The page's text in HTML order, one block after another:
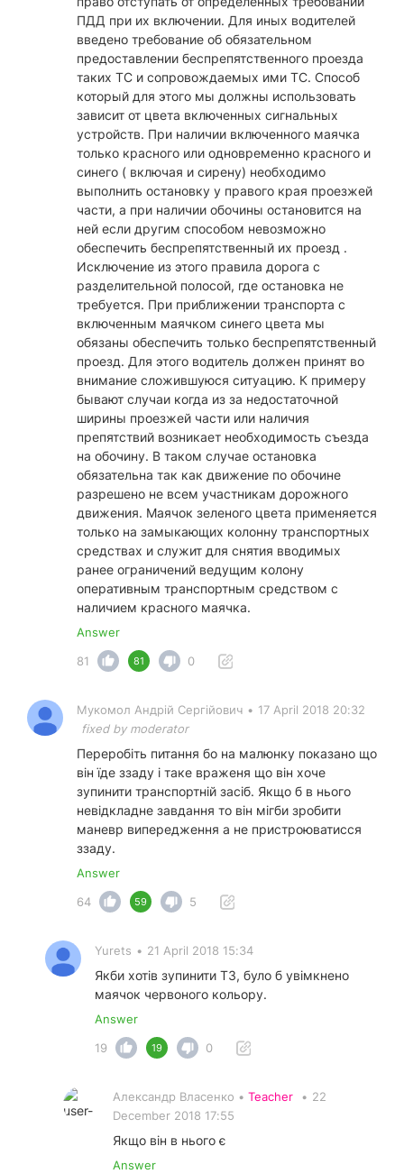
ПДД при их включении. Для иных водителей
введено требование об обязательном
предоставлении беспрепятственного проезда
таких ТС и сопровождаемых ими ТС. Способ
который для этого мы должны использовать
зависит от цвета включенных сигнальных
устройств. При наличии включенного маячка
только красного или одновременно красного и
синего ( включая и сирену) необходимо
выполнить остановку у правого края проезжей
части, а при наличии обочины остановится на
ней если другим способом невозможно
обеспечить беспрепятственный их проезд .
Исключение из этого правила дорога с
разделительной полосой, где остановка не
требуется. При приближении транспорта с
включенным маячком синего цвета мы
обязаны обеспечить только беспрепятственный
проезд. Для этого водитель должен принят во
внимание сложившуюся ситуацию. К примеру
бывают случаи когда из за недостаточной
ширины проезжей части или наличия
препятствий возникает необходимость съезда
на обочину. В таком случае остановка
обязательна так как движение по обочине
разрешено не всем участникам дорожного
движения. Маячок зеленого цвета применяется
только на замыкающих колонну транспортных
средствах и служит для снятия вводимых
ранее ограничений ведущим колону
оперативным транспортным средством с
наличием красного маячка.
Answer
81
81 0
Мукомол Андрій Сергійович • 17 April 2018 20:32
fixed by moderator
Переробіть питання бо на малюнку показано що
він їде ззаду і таке враженя що він хоче
зупинити транспортній засіб. Якщо б в нього
невідкладне завдання то він мігби зробити
маневр випередження а не пристроюватисся
ззаду.
Answer
64
59 5
Yurets • 21 April 2018 15:34
Якби хотів зупинити ТЗ, було б увімкнено
маячок червоного кольору.
Answer
19
19 0
Александр Власенко • Teacher • 22
December 2018 17:55
Якщо він в нього є
Answer